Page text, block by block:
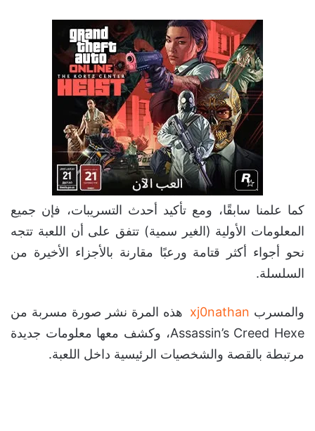
كما علمنا سابقًا، ومع تأكيد أحدث التسريبات، فإن جميع
المعلومات الأولية (الغير سمية) تتفق على أن اللعبة تتجه
نحو أجواء أكثر قتامة ورعبًا مقارنة بالأجزاء الأخيرة من
السلسلة.
والمسرب xj0nathan هذه المرة نشر صورة مسربة من
Assassin’s Creed Hexe، وكشف معها معلومات جديدة
مرتبطة بالقصة والشخصيات الرئيسية داخل اللعبة.